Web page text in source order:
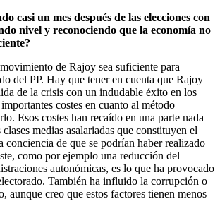
casi un mes después de las elecciones con
nivel y reconociendo que la economía no
de Rajoy sea suficiente para
del PP. Hay que tener en cuenta que Rajoy
de la crisis con un indudable éxito en los
costes en cuanto al método
Esos costes han recaído en una parte nada
medias asalariadas que constituyen el
conciencia de que se podrían haber realizado
como por ejemplo una reducción del
autonómicas, es lo que ha provocado
También ha influido la corrupción o
aunque creo que estos factores tienen menos